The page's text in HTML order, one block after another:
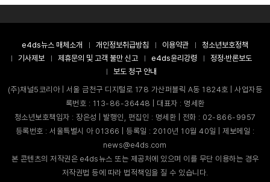
e4ds뉴스 매체소개 개인정보취급방침 이용약관
청소년보호정책
기사제보
제휴문의 및 고객 불만 신고 e4ds윤리강령
정정·반론보도
보도 청구 안내
(주)채널5코리아 | 서울 금천구 디지털로 178 가산퍼블릭 A동 1824호 | 사업자등
록번호 : 113-86-36448 | 대표자 : 명세환
청소년보호책임자 : 장은성 | 발행인, 편집인 : 명세환 | 전화 : 02-866-9957
등록번호 : 서울특별시 아 01366 | 등록일 : 2010년 10월 40일 | 제보메일 :
news@e4ds.com
본 콘텐츠의 저작권은 e4ds뉴스 또는 제공처에 있으며 이를 무단 이용하는 경우
저작권법 등에 따라 법적책임을 질 수 있습니다.